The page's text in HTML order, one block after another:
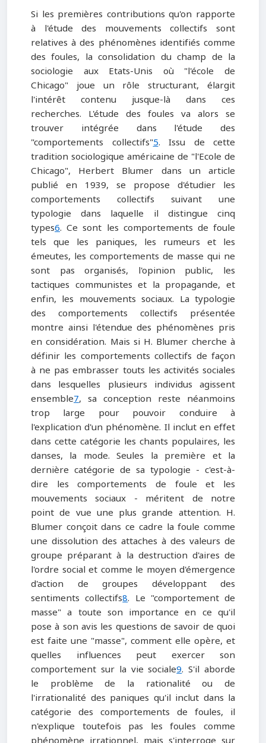
Si les premières contributions qu'on rapporte
à l'étude des mouvements collectifs sont
relatives à des phénomènes identifiés comme
des foules, la consolidation du champ de la
sociologie aux Etats-Unis où "l'école de
Chicago" joue un rôle structurant, élargit
l'intérêt contenu jusque-là dans ces
recherches. L'étude des foules va alors se
trouver intégrée dans l'étude des
"comportements collectifs"5. Issu de cette
tradition sociologique américaine de "l'Ecole de
Chicago", Herbert Blumer dans un article
publié en 1939, se propose d'étudier les
comportements collectifs suivant une
typologie dans laquelle il distingue cinq
types6. Ce sont les comportements de foule
tels que les paniques, les rumeurs et les
émeutes, les comportements de masse qui ne
sont pas organisés, l'opinion public, les
tactiques communistes et la propagande, et
enfin, les mouvements sociaux. La typologie
des comportements collectifs présentée
montre ainsi l'étendue des phénomènes pris
en considération. Mais si H. Blumer cherche à
définir les comportements collectifs de façon
à ne pas embrasser touts les activités sociales
dans lesquelles plusieurs individus agissent
ensemble7, sa conception reste néanmoins
trop large pour pouvoir conduire à
l'explication d'un phénomène. Il inclut en effet
dans cette catégorie les chants populaires, les
danses, la mode. Seules la première et la
dernière catégorie de sa typologie - c'est-à-
dire les comportements de foule et les
mouvements sociaux - méritent de notre
point de vue une plus grande attention. H.
Blumer conçoit dans ce cadre la foule comme
une dissolution des attaches à des valeurs de
groupe préparant à la destruction d'aires de
l'ordre social et comme le moyen d'émergence
d'action de groupes développant des
sentiments collectifs8. Le "comportement de
masse" a toute son importance en ce qu'il
pose à son avis les questions de savoir de quoi
est faite une "masse", comment elle opère, et
quelles influences peut exercer son
comportement sur la vie sociale9. S'il aborde
le problème de la rationalité ou de
l'irrationalité des paniques qu'il inclut dans la
catégorie des comportements de foules, il
n'explique toutefois pas les foules comme